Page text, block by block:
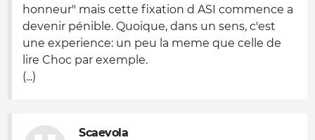
honneur" mais cette fixation d ASI commence a
devenir pénible. Quoique, dans un sens, c'est
une experience: un peu la meme que celle de
lire Choc par exemple.
(...)
Scaevola